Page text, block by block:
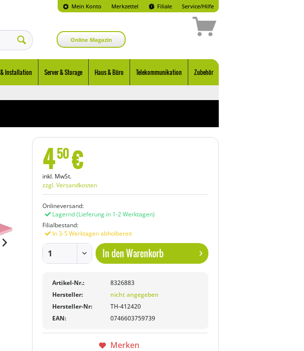
Mein Konto Merkzettel Filiale Service/Hilfe
Online Magazin
Installation Server & Storage Haus & Büro Telekommunikation Zubehör
450€
inkl. MwSt.
zzgl. Versandkosten
Onlineversand:
Lagernd(Lieferung in 1-2 Werktagen)
Filialbestand:
In 3-5 Werktagen abholbereit
In denWarenkorb
Artikel-Nr.:
8326883
Hersteller:
nicht angegeben
Hersteller-Nr:
TH-412420
EAN:
0746603759739
Merken